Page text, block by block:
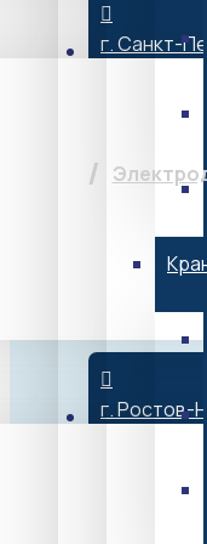
г. Санкт-
г. Ростов-